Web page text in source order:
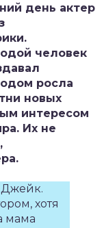
день актер
человек
росла
новых
интересом
Их не
Джейк.
хотя
мама